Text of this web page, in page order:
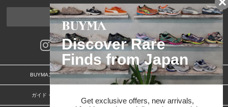
ページトップへ
BUYMAスタートガイド 安心への取り組み
ガイド・お問い合わせ